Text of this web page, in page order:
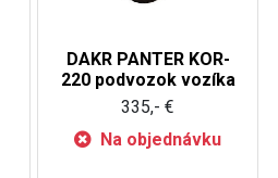
DAKR PANTER KOR-
220 podvozok vozíka
335,- €
Na objednávku